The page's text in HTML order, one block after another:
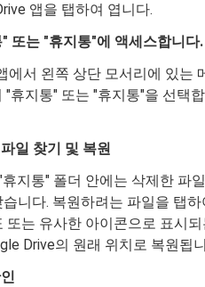
앱을 탭하여 엽니다.
또는 "휴지통"에 액세스합니다.
에서 왼쪽 상단 모서리에 있는
"휴지통" 또는 "휴지통"을 선택
일 찾기 및 복원
지통" 폴더 안에는 삭제한 파
니다. 복원하려는 파일을 탭
또는 유사한 아이콘으로 표시
Drive의 원래 위치로 복원됩